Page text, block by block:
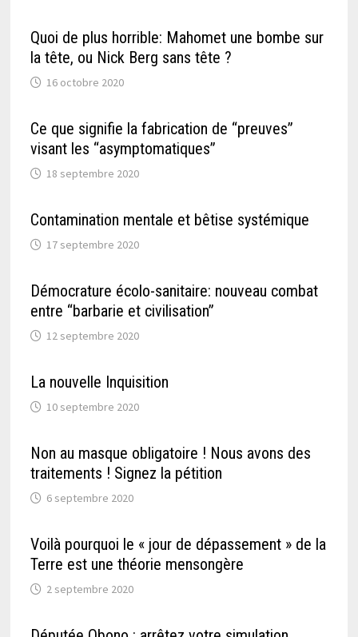
Quoi de plus horrible: Mahomet une bombe sur
la tête, ou Nick Berg sans tête ?
16 octobre 2020
Ce que signifie la fabrication de “preuves”
visant les “asymptomatiques”
18 septembre 2020
Contamination mentale et bêtise systémique
17 septembre 2020
Démocrature écolo-sanitaire: nouveau combat
entre “barbarie et civilisation”
12 septembre 2020
La nouvelle Inquisition
10 septembre 2020
Non au masque obligatoire ! Nous avons des
traitements ! Signez la pétition
6 septembre 2020
Voilà pourquoi le « jour de dépassement » de la
Terre est une théorie mensongère
2 septembre 2020